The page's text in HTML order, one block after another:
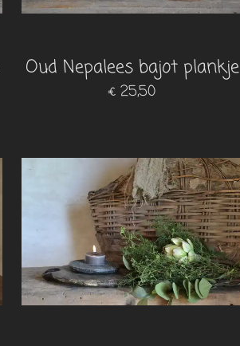
Oud Nepalees bajot plankje
€ 25,50